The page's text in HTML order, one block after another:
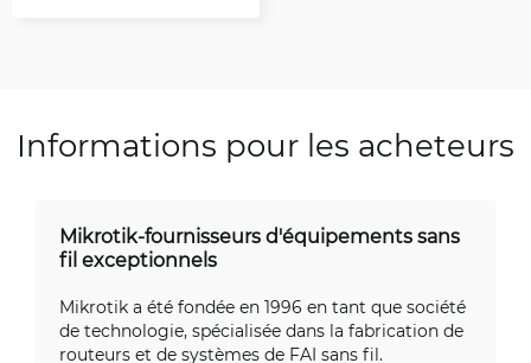
Informations pour les acheteurs
Mikrotik-fournisseurs d'équipements sans
fil exceptionnels
Mikrotik a été fondée en 1996 en tant que société
de technologie, spécialisée dans la fabrication de
routeurs et de systèmes de FAI sans fil.